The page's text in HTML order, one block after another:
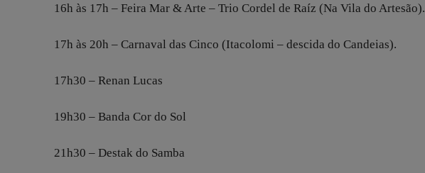
16h às 17h – Feira Mar & Arte – Trio Cordel de Raíz (Na Vila do Artesão).
17h às 20h – Carnaval das Cinco (Itacolomi – descida do Candeias).
17h30 – Renan Lucas
19h30 – Banda Cor do Sol
21h30 – Destak do Samba